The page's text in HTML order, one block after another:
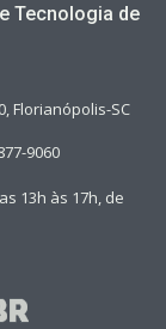
Tecnologia de
Florianópolis-SC
9060
13h às 17h, de